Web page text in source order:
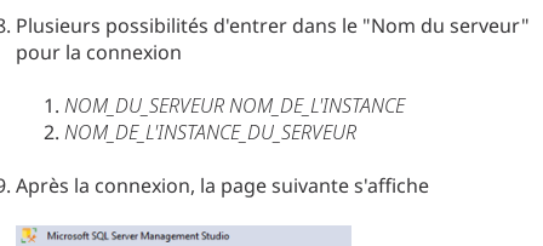
Plusieurs possibilités d'entrer dans le "Nom du serveur"
pour la connexion
NOM_DU_SERVEUR NOM_DE_L'INSTANCE
NOM_DE_L'INSTANCE_DU_SERVEUR
Après la connexion, la page suivante s'affiche